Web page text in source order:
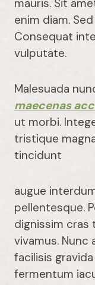
mauris. Sit
enim diam.
Consequat
vulputate.
Malesuada
maecenas
ut morbi.
tristique
tincidunt
augue
pellentesque.
dignissim
vivamus.
facilisis
fermentum